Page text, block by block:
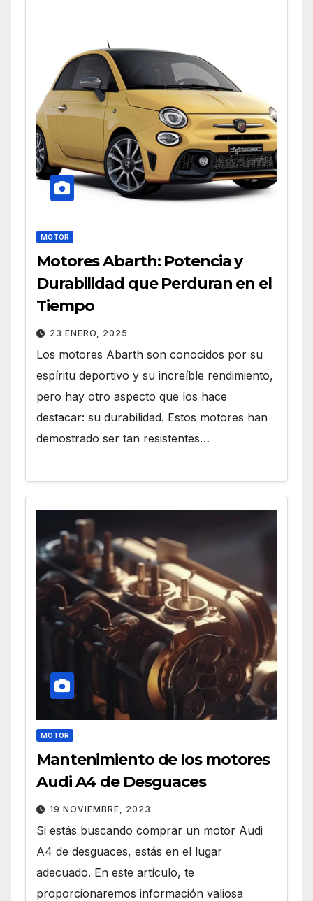
MOTOR
Motores Abarth: Potencia y
Durabilidad que Perduran en el
Tiempo
23 ENERO, 2025
Los motores Abarth son conocidos por su
espíritu deportivo y su increíble rendimiento,
pero hay otro aspecto que los hace
destacar: su durabilidad. Estos motores han
demostrado ser tan resistentes…
MOTOR
Mantenimiento de los motores
Audi A4 de Desguaces
19 NOVIEMBRE, 2023
Si estás buscando comprar un motor Audi
A4 de desguaces, estás en el lugar
adecuado. En este artículo, te
proporcionaremos información valiosa